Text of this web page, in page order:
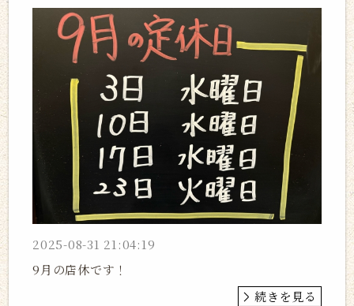
2025-08-31 21:04:19
9月の店休です！
続きを見る